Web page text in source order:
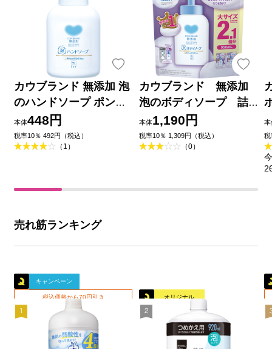
カウブランド 無添加 泡
のハンドソープ ポンプ
３６０ｍｌ 牛乳石鹸共
進社
本体448円
税率10％ 492円（税込）
（1）
カウブランド 無添加
泡のボディソープ 詰
替用 中容量 ９５０ｍ
Ｌ 牛乳石鹸共進社
本体1,190円
税率10％ 1,309円（税込）
（0）
本
税
売れ筋ランキング
キャンペーン
税込価格から70円引き オリジナル